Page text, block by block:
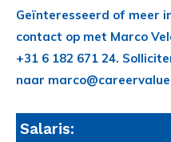
Geïnteresseerd of meer
contact op met Marco
+31 6 182 671 24.
naar
Salaris: